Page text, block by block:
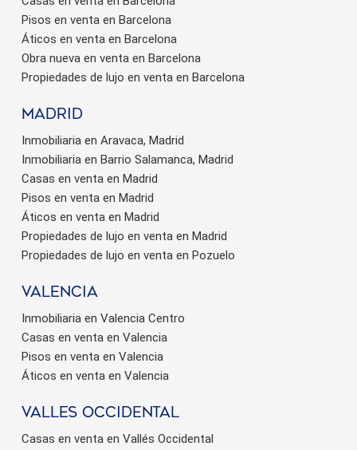
Pisos en venta en Barcelona
Áticos en venta en Barcelona
Obra nueva en venta en Barcelona
Propiedades de lujo en venta en Barcelona
Madrid
Inmobiliaria en Aravaca, Madrid
Inmobiliaria en Barrio Salamanca, Madrid
Casas en venta en Madrid
Pisos en venta en Madrid
Áticos en venta en Madrid
Propiedades de lujo en venta en Madrid
Propiedades de lujo en venta en Pozuelo
valencia
Inmobiliaria en Valencia Centro
Casas en venta en Valencia
Pisos en venta en Valencia
Áticos en venta en Valencia
valles occidental
Casas en venta en Vallés Occidental